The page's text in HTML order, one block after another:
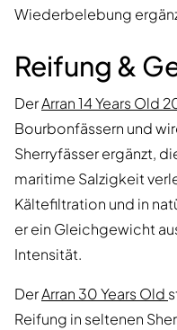
Wiederbelebung
Reifung &
DerArran 14 Years Old
Bourbonfässern und
Sherryfässer ergänzt,
maritime Salzigkeit
Kältefiltration und in
er ein Gleichgewicht
Intensität.
DerArran 30 Years Old
Reifung in seltenen